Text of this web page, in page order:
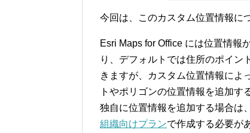
今回は、このカスタム位置情報に
Esri Maps for Office には位置情報
り、デフォルトでは住所のポイン
きますが、カスタム位置情報によ
トやポリゴンの位置情報を追加す
独自に位置情報を追加する場合は
組織向けプランで作成する必要が